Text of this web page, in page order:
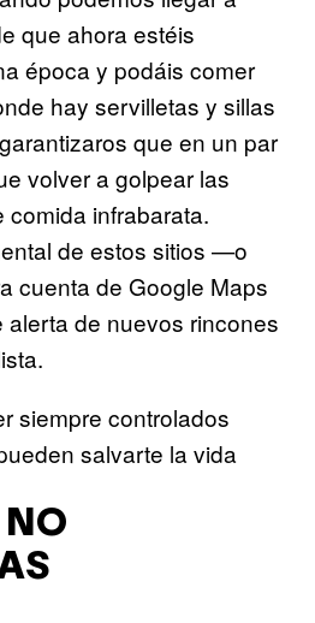
que ahora estéis
época y podáis comer
hay servilletas y sillas
que en un par
volver a golpear las
infrabarata.
de estos sitios —o
cuenta de Google Maps
de nuevos rincones
siempre controlados
salvarte la vida